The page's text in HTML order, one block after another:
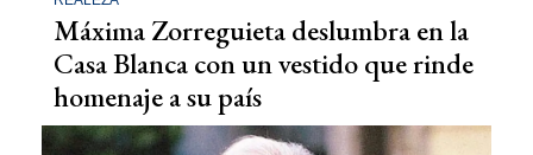
Máxima Zorreguieta deslumbra en la
Casa Blanca con un vestido que rinde
homenaje a su país